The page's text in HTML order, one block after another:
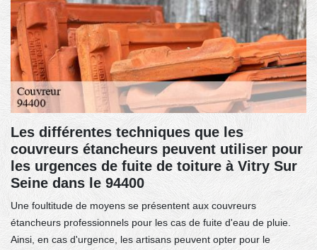
Les différentes techniques que les
couvreurs étancheurs peuvent utiliser pour
les urgences de fuite de toiture à Vitry Sur
Seine dans le 94400
Une foultitude de moyens se présentent aux couvreurs
étancheurs professionnels pour les cas de fuite d'eau de pluie.
Ainsi, en cas d'urgence, les artisans peuvent opter pour le